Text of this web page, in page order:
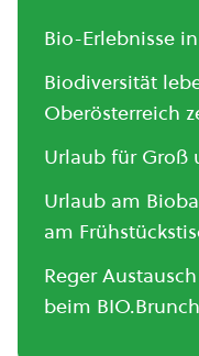
Bio-Erlebnisse
Biodiversität
Oberösterreich
Urlaub für Groß
Urlaub am
am
Reger
beim BIO.Brunch